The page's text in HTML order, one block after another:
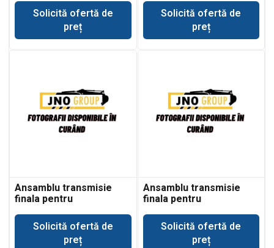
WB140PS-2N
Solicită ofertă de
preț
WB150-2N
Solicită ofertă de
preț
Ansamblu transmisie
finala pentru
WB150PS-2
Solicită ofertă de
preț
Ansamblu transmisie
finala pentru
WB91R-2
Solicită ofertă de
preț